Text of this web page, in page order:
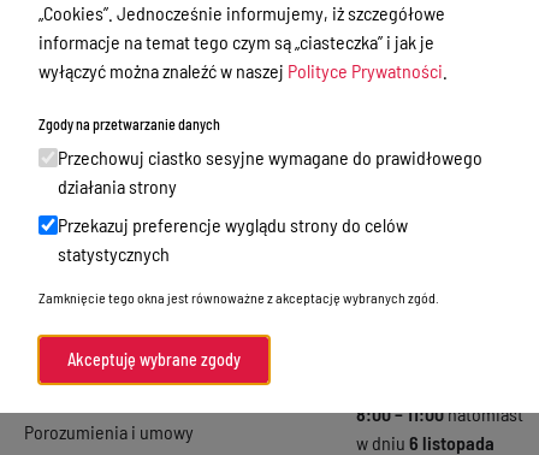
Tablica ogłoszeń
Dyżury Aptek w Powiecie Ostródzkim
Akty Prawne
Rejestry, ewidencje i archiwa
Budżet
Organizacja działania samorządu
powiatowego
Organy Powiatu
Oświadczenia majątkowe
Porozumienia i umowy
prawnej
w punkcie
prawnej w Miejskiej
8:00 – 11:00natomiast
w dniu 6 listopada
„Cookies”. Jednocześnie informujemy, iż szczegółowe
informacje na temat tego czym są „ciasteczka” i jak je
wyłączyć można znaleźć w naszej Polityce Prywatności
Zgody na przetwarzanie danych
Przechowuj ciastko sesyjne wymagane do prawidłowego
działania strony
Przekazuj preferencje wyglądu strony do celów
statystycznych
Zamknięcie tego okna jest równoważne z akceptację wybranych zgód.
Akceptuję wybrane zgody